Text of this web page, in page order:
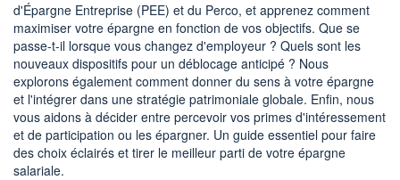
d'Épargne Entreprise (PEE) et du Perco, et apprenez comment
maximiser votre épargne en fonction de vos objectifs. Que se
passe-t-il lorsque vous changez d'employeur ? Quels sont les
nouveaux dispositifs pour un déblocage anticipé ? Nous
explorons également comment donner du sens à votre épargne
et l'intégrer dans une stratégie patrimoniale globale. Enfin, nous
vous aidons à décider entre percevoir vos primes d'intéressement
et de participation ou les épargner. Un guide essentiel pour faire
des choix éclairés et tirer le meilleur parti de votre épargne
salariale.